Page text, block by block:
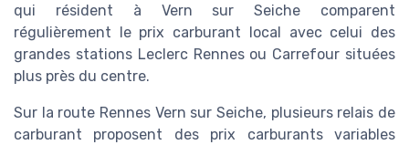
qui résident à Vern sur Seiche comparent
régulièrement le prix carburant local avec celui des
grandes stations Leclerc Rennes ou Carrefour situées
plus près du centre.
Sur la route Rennes Vern sur Seiche, plusieurs relais de
carburant proposent des prix carburants variables